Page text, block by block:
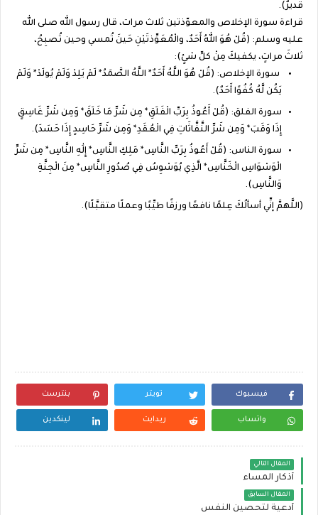
قديرٌ).
قراءة سورة الإخلاص والمعوّذتين ثلاث مرات، قال رسول الله صلى الله
عليه وسلم: (قُلْ هُوَ اللهُ أَحَدٌ، والْمُعَوِّذتَيْنِ حَينَ تُمسي وحين تُصبِحُ،
ثلاثَ مراتٍ، يكفيكَ مِنْ كلِّ شئٍ):
سورة الإخلاص: (قُلْ هُوَ اللَّهُ أَحَدٌ* اللَّهُ الصَّمَدُ* لَمْ يَلِدْ وَلَمْ يُولَدْ* وَلَمْ
يَكُن لَّهُ كُفُوًا أَحَدٌ).
سورة الفلق: (قُلْ أَعُوذُ بِرَبِّ الْفَلَقِ* مِن شَرِّ مَا خَلَقَ* وَمِن شَرِّ غَاسِقٍ
إِذَا وَقَبَ* وَمِن شَرِّ النَّفَّاثَاتِ فِي الْعُقَدِ* وَمِن شَرِّ حَاسِدٍ إِذَا حَسَدَ).
سورة الناس: (قُلْ أَعُوذُ بِرَبِّ النَّاسِ* مَلِكِ النَّاسِ* إِلَٰهِ النَّاسِ* مِن شَرِّ
الْوَسْوَاسِ الْخَنَّاسِ* الَّذِي يُوَسْوِسُ فِي صُدُورِ النَّاسِ* مِنَ الْجِنَّةِ
وَالنَّاسِ).
(اللَّهمَّ إنِّي أسألُكَ عِلمًا نافعًا ورزقًا طيِّبًا وعملًا متقبَّلًا).
فيسبوك تويتر بنترست
واتساب ريدايت لينكدين
المقال التالي
أذكار المساء
المقال السابق
أدعية لتحصين النفس